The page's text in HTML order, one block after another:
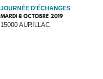
JOURNÉE D’ÉCHANGES
MARDI 8 OCTOBRE 2019
15000 AURILLAC